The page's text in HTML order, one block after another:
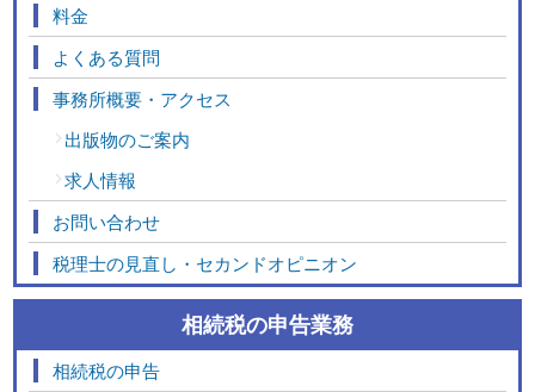
料金
よくある質問
事務所概要・アクセス
出版物のご案内
求人情報
お問い合わせ
税理士の見直し・セカンドオピニオン
相続税の申告業務
相続税の申告